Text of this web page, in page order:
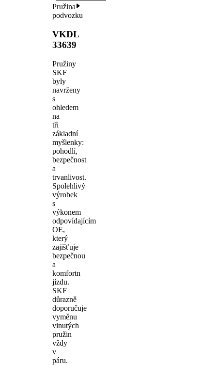
Pružina
podvozku
VKDL
33639
Pružiny
SKF
byly
navrženy
s
ohledem
na
tři
základní
myšlenky:
pohodlí,
bezpečnost
a
trvanlivost.
Spolehlivý
výrobek
s
výkonem
odpovídajícím
OE,
který
zajišťuje
bezpečnou
a
komfortn
jízdu.
SKF
důrazně
doporučuje
vyměnu
vinutých
pružin
vždy
v
páru.